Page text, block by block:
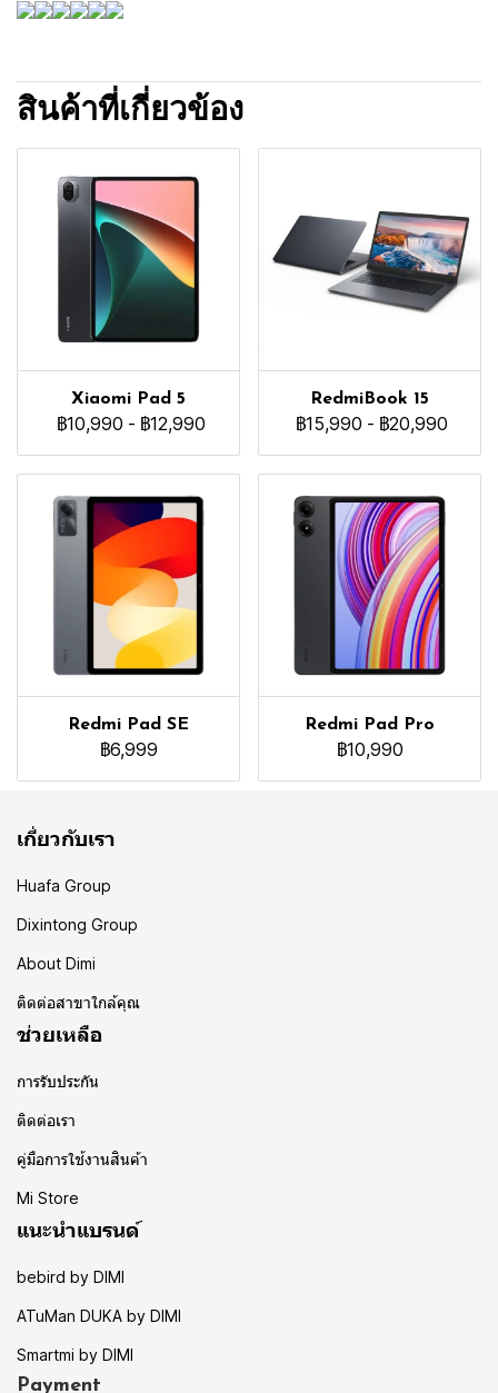
สินค้าที่เกี่ยวข้อง
Xiaomi Pad 5
฿10,990 - ฿12,990
RedmiBook 15
฿15,990 - ฿20,990
Redmi Pad SE
฿6,999
Redmi Pad Pro
฿10,990
เกี่ยวกับเรา
Huafa Group
Dixintong Group
About Dimi
ติดต่อสาขาใกล้คุณ
ช่วยเหลือ
การรับประกัน
ติดต่อเรา
คู่มือการใช้งานสินค้า
Mi Store
แนะนำแบรนด์
bebird by DIMI
ATuMan DUKA by DIMI
Smartmi by DIMI
Payment